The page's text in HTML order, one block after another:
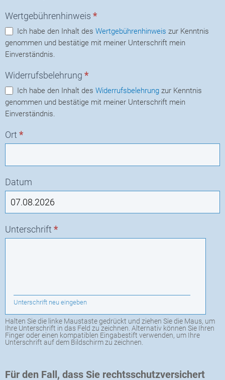
Wertgebührenhinweis *
Ich habe den Inhalt des Wertgebührenhinweis
genommen und bestätige mit meiner Unterschrift mein
Einverständnis.
Widerrufsbelehrung *
Ich habe den Inhalt des Widerrufsbelehrung
genommen und bestätige mit meiner Unterschrift mein
Einverständnis.
Ort *
Datum
Unterschrift *
Unterschrift neu eingeben
Halten Sie die linke Maustaste gedrückt und ziehen Sie die Maus, um
Ihre Unterschrift in das Feld zu zeichnen. Alternativ können Sie Ihren
Finger oder einen kompatiblen Eingabestift verwenden, um Ihre
Unterschrift auf dem Bildschirm zu zeichnen.
Für den Fall, dass Sie rechtsschutzversichert